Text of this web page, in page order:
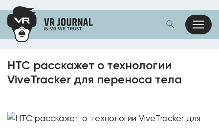
HTC расскажет о технологии
ViveTracker для переноса тела